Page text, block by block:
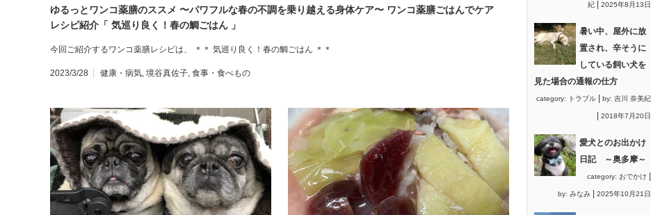
ゆるっとワンコ薬膳のススメ 〜パワフルな春の不調を乗り越える身体ケア〜 ワンコ薬膳ごはんでケア
レシピ紹介「 気巡り良く！春の鯛ごはん 」
今回ご紹介するワンコ薬膳レシピは、 ＊＊ 気巡り良く！春の鯛ごはん ＊＊
2023/3/28 健康・病気, 境谷真佐子, 食事・食べもの
紀 2025年8月13日
暑い中、屋外に放
置され、辛そうに
している飼い犬を
見た場合の通報の仕方
category: トラブル by: 吉川 奈美紀
2018年7月20日
愛犬とのお出かけ
日記 ～奥多摩～
category: おでかけ
by: みなみ 2025年10月21日